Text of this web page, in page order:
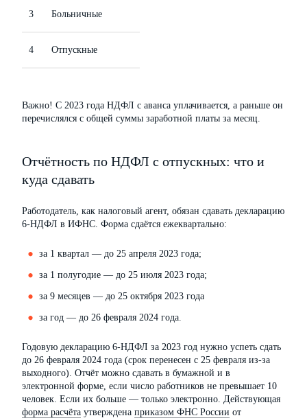
3 Больничные
4 Отпускные
Важно! С 2023 года НДФЛ с аванса уплачивается, а раньше он
перечислялся с общей суммы заработной платы за месяц.
Отчётность по НДФЛ с отпускных: что и
куда сдавать
Работодатель, как налоговый агент, обязан сдавать декларацию
6-НДФЛ в ИФНС. Форма сдаётся ежеквартально:
за 1 квартал — до 25 апреля 2023 года;
за 1 полугодие — до 25 июля 2023 года;
за 9 месяцев — до 25 октября 2023 года
за год — до 26 февраля 2024 года.
Годовую декларацию 6-НДФЛ за 2023 год нужно успеть сдать
до 26 февраля 2024 года (срок перенесен с 25 февраля из-за
выходного). Отчёт можно сдавать в бумажной и в
электронной форме, если число работников не превышает 10
человек. Если их больше — только электронно. Действующая
форма расчёта утверждена приказом ФНС России от